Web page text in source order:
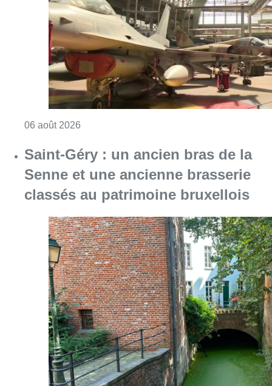
Senne et une ancienne brasserie
classés au patrimoine bruxellois
06 août 2026Consulter l'article "Saint-Géry : un ancien
Partager l'article
Facebook
TwitterWhatsApp
Share
30 mars 2022- 17h44
HANDICAP
Handicap International
Anderlecht